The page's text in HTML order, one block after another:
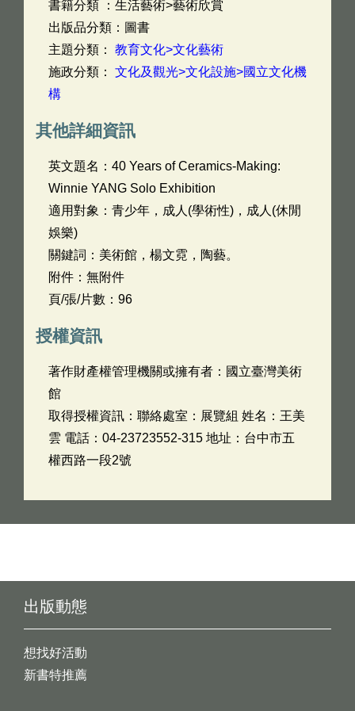
書籍分類 ：生活藝術>藝術欣賞
出版品分類：圖書
主題分類： 教育文化>文化藝術
施政分類： 文化及觀光>文化設施>國立文化機
構
其他詳細資訊
英文題名： 40 Years of Ceramics-Making:
Winnie YANG Solo Exhibition
適用對象：青少年，成人(學術性)，成人(休閒
娛樂)
關鍵詞：美術館，楊文霓，陶藝。
附件：無附件
頁/張/片數：96
授權資訊
著作財產權管理機關或擁有者：國立臺灣美術
館
取得授權資訊：聯絡處室：展覽組 姓名：王美
雲 電話：04-23723552-315 地址：台中市五
權西路一段2號
出版動態
想找好活動
新書特推薦